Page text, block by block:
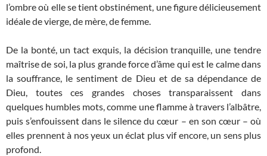
l’ombre où elle se tient obstinément, une figure délicieusement
idéale de vierge, de mère, de femme.
De la bonté, un tact exquis, la décision tranquille, une tendre
maîtrise de soi, la plus grande force d’âme qui est le calme dans
la souffrance, le sentiment de Dieu et de sa dépendance de
Dieu, toutes ces grandes choses transparaissent dans
quelques humbles mots, comme une flamme à travers l’albâtre,
puis s’enfouissent dans le silence du cœur – en son cœur – où
elles prennent à nos yeux un éclat plus vif encore, un sens plus
profond.